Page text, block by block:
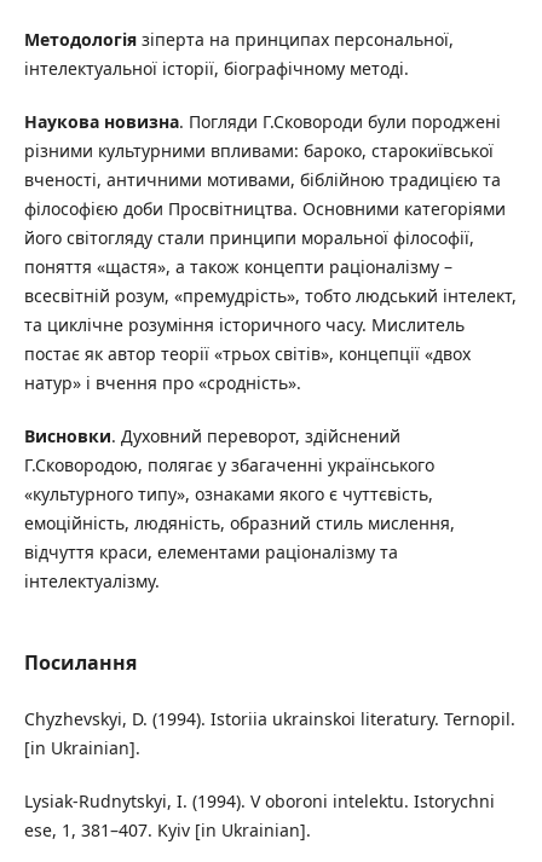
Методологіязіперта на принципах персональної,
інтелектуальної історії, біографічному методі.
Наукова новизна. Погляди Г.Сковороди були породжені
різними культурними впливами: бароко, старокиївської
вченості, античними мотивами, біблійною традицією та
філософією доби Просвітництва. Основними категоріями
його світогляду стали принципи моральної філософії,
поняття «щастя», а також концепти раціоналізму –
всесвітній розум, «премудрість», тобто людський інтелект,
та циклічне розуміння історичного часу. Мислитель
постає як автор теорії «трьох світів», концепції «двох
натур» і вчення про «сродність».
Висновки. Духовний переворот, здійснений
Г.Сковородою, полягає у збагаченні українського
«культурного типу», ознаками якого є чуттєвість,
емоційність, людяність, образний стиль мислення,
відчуття краси, елементами раціоналізму та
інтелектуалізму.
Посилання
Chyzhevskyi, D. (1994). Istoriia ukrainskoi literatury. Ternopil.
[in Ukrainian].
Lysiak-Rudnytskyi, I. (1994). V oboroni intelektu. Istorychni
ese, 1, 381–407. Kyiv [in Ukrainian].